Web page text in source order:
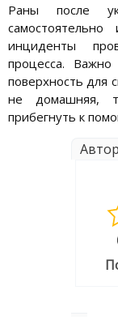
Раны после
инциденты
процесса.
поверхность для
не домашняя,
прибегнуть к